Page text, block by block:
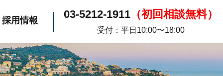
採用情報 03-5212-1911 （初回相談無料）
受付：平日10:00〜18:00